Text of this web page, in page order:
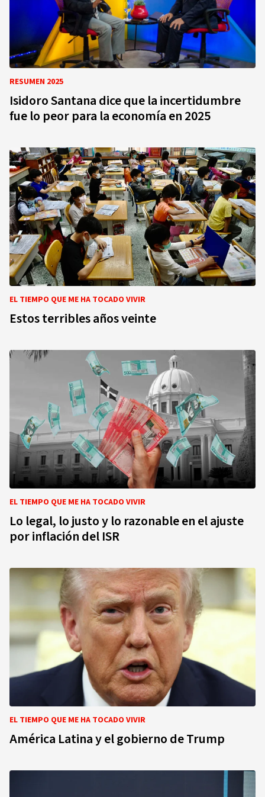
RESUMEN 2025
Isidoro Santana dice que la incertidumbre
fue lo peor para la economía en 2025
EL TIEMPO QUE ME HA TOCADO VIVIR
Estos terribles años veinte
EL TIEMPO QUE ME HA TOCADO VIVIR
Lo legal, lo justo y lo razonable en el ajuste
por inflación del ISR
EL TIEMPO QUE ME HA TOCADO VIVIR
América Latina y el gobierno de Trump